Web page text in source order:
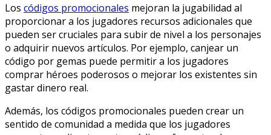
Los códigos promocionales mejoran la jugabilidad al
proporcionar a los jugadores recursos adicionales que
pueden ser cruciales para subir de nivel a los personajes
o adquirir nuevos artículos. Por ejemplo, canjear un
código por gemas puede permitir a los jugadores
comprar héroes poderosos o mejorar los existentes sin
gastar dinero real.
Además, los códigos promocionales pueden crear un
sentido de comunidad a medida que los jugadores